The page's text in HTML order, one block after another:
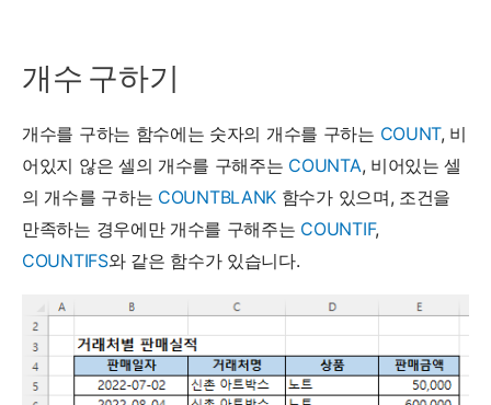
개수 구하기
개수를 구하는 함수에는 숫자의 개수를 구하는 COUNT, 비
어있지 않은 셀의 개수를 구해주는 COUNTA, 비어있는 셀
의 개수를 구하는 COUNTBLANK 함수가 있으며, 조건을
만족하는 경우에만 개수를 구해주는 COUNTIF,
COUNTIFS와 같은 함수가 있습니다.